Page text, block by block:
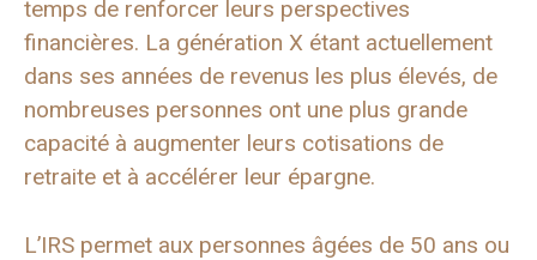
temps de renforcer leurs perspectives
financières. La génération X étant actuellement
dans ses années de revenus les plus élevés, de
nombreuses personnes ont une plus grande
capacité à augmenter leurs cotisations de
retraite et à accélérer leur épargne.
L’IRS permet aux personnes âgées de 50 ans ou